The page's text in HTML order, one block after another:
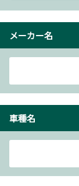
メーカー名
車種名